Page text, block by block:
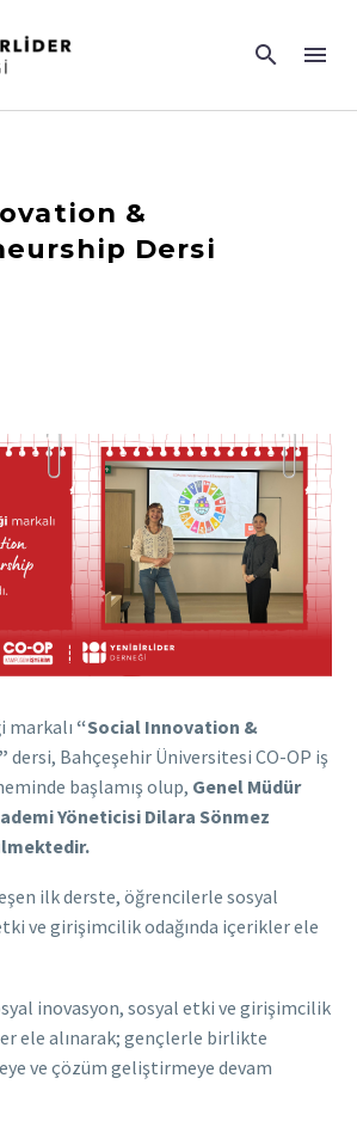
&
Dersi
markalı “Social Innovation &
dersi, Bahçeşehir Üniversitesi CO-OP iş
başlamış olup, Genel Müdür
Yöneticisi Dilara Sönmez
ilk derste, öğrencilerle sosyal
ve girişimcilik odağında içerikler ele
inovasyon, sosyal etki ve girişimcilik
ele alınarak; gençlerle birlikte
ve çözüm geliştirmeye devam